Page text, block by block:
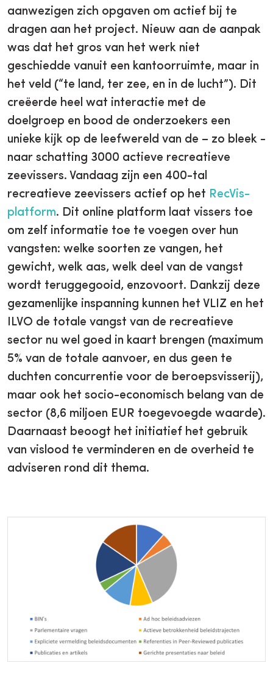
aanwezigen zich opgaven om actief bij te
dragen aan het project. Nieuw aan de aanpak
was dat het gros van het werk niet
geschiedde vanuit een kantoorruimte, maar in
het veld (“te land, ter zee, en in de lucht”). Dit
creëerde heel wat interactie met de
doelgroep en bood de onderzoekers een
unieke kijk op de leefwereld van de – zo bleek -
naar schatting 3000 actieve recreatieve
zeevissers. Vandaag zijn een 400-tal
recreatieve zeevissers actief op het RecVis-
platform. Dit online platform laat vissers toe
om zelf informatie toe te voegen over hun
vangsten: welke soorten ze vangen, het
gewicht, welk aas, welk deel van de vangst
wordt teruggegooid, enzovoort. Dankzij deze
gezamenlijke inspanning kunnen het VLIZ en het
ILVO de totale vangst van de recreatieve
sector nu wel goed in kaart brengen (maximum
5% van de totale aanvoer, en dus geen te
duchten concurrentie voor de beroepsvisserij),
maar ook het socio-economisch belang van de
sector (8,6 miljoen EUR toegevoegde waarde).
Daarnaast beoogt het initiatief het gebruik
van vislood te verminderen en de overheid te
adviseren rond dit thema.